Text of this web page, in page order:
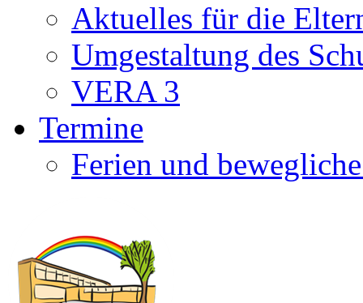
Aktuelles für die
Umgestaltung des
VERA 3
Termine
Ferien und